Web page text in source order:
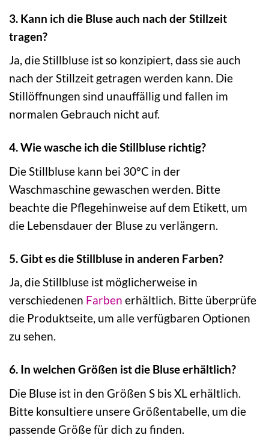
3. Kann ich die Bluse auch nach der Stillzeit
tragen?
Ja, die Stillbluse ist so konzipiert, dass sie auch
nach der Stillzeit getragen werden kann. Die
Stillöffnungen sind unauffällig und fallen im
normalen Gebrauch nicht auf.
4. Wie wasche ich die Stillbluse richtig?
Die Stillbluse kann bei 30°C in der
Waschmaschine gewaschen werden. Bitte
beachte die Pflegehinweise auf dem Etikett, um
die Lebensdauer der Bluse zu verlängern.
5. Gibt es die Stillbluse in anderen Farben?
Ja, die Stillbluse ist möglicherweise in
verschiedenen Farben erhältlich. Bitte überprüfe
die Produktseite, um alle verfügbaren Optionen
zu sehen.
6. In welchen Größen ist die Bluse erhältlich?
Die Bluse ist in den Größen S bis XL erhältlich.
Bitte konsultiere unsere Größentabelle, um die
passende Größe für dich zu finden.